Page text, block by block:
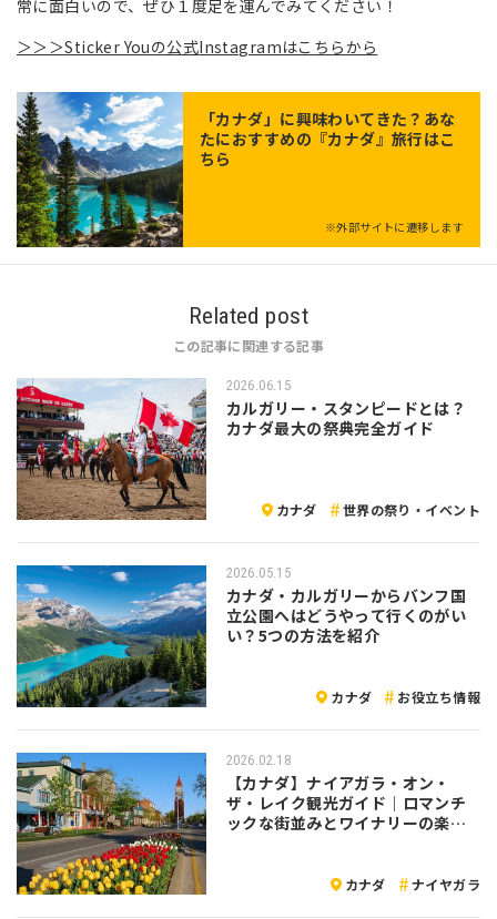
常に面白いので、ぜひ１度足を運んでみてください！
＞＞＞Sticker Youの公式Instagramはこちらから
「カナダ」に興味わいてきた？あな
たにおすすめの『カナダ』旅行はこ
ちら
※外部サイトに遷移します
Related post
この記事に関連する記事
2026.06.15
カルガリー・スタンピードとは？
カナダ最大の祭典完全ガイド
カナダ 世界の祭り・イベント
2026.05.15
カナダ・カルガリーからバンフ国
立公園へはどうやって行くのがい
い？5つの方法を紹介
カナダ お役立ち情報
2026.02.18
【カナダ】ナイアガラ・オン・
ザ・レイク観光ガイド｜ロマンチ
ックな街並みとワイナリーの楽し
カナダ ナイヤガラ